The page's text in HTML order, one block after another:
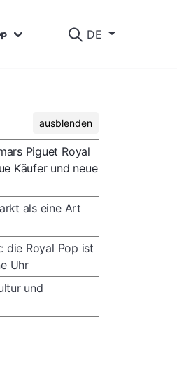
DE
ausblenden
Piguet Royal
Käufer und neue
als eine Art
die Royal Pop ist
Uhr
und